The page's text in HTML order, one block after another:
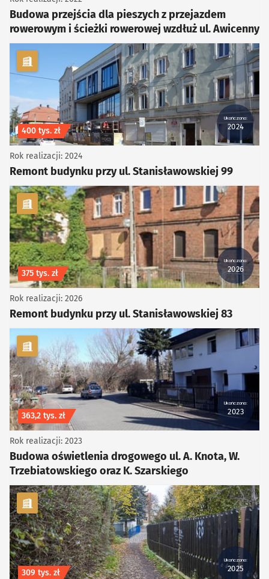
Budowa przejścia dla pieszych z przejazdem
rowerowym i ścieżki rowerowej wzdłuż ul. Awicenny
kategoria Infrastruktura
Ukończono:
2024
Koszt inwestycji
400 tys. zł
Remont budynku przy ul. Stanisławowskiej 99
Rok realizacji: 2024
kategoria Infrastruktura
Ukończono:
2026
Koszt inwestycji
375 tys. zł
Remont budynku przy ul. Stanisławowskiej 83
Rok realizacji: 2026
kategoria Infrastruktura
Ukończono:
2023
Koszt inwestycji
363,2 tys. zł
Budowa oświetlenia drogowego ul. A. Knota, W.
Trzebiatowskiego oraz K. Szarskiego
Rok realizacji: 2023
kategoria Piesze
Ukończono:
2025
Koszt inwestycji
309 tys. zł